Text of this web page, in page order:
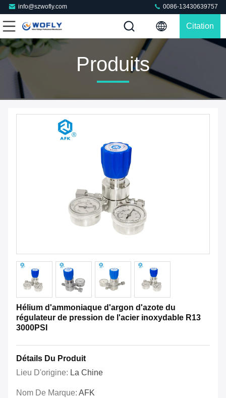
info@szwofly.com 0086-13430639757
Citation
Produits
Hélium d'ammoniaque d'argon d'azote du
régulateur de pression de l'acier inoxydable R13
3000PSI
Détails Du Produit
Lieu D'origine: La Chine
Nom De Marque: AFK